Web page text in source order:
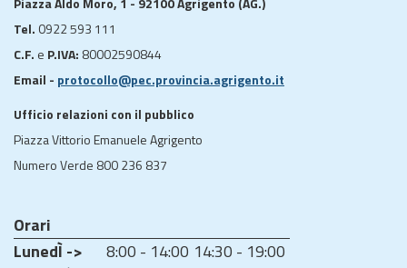
Tel. 0922 593 111
C.F. e P.IVA: 80002590844
Email - protocollo@pec.provincia.agrigento.it
Ufficio relazioni con il pubblico
Piazza Vittorio Emanuele Agrigento
Numero Verde 800 236 837
Orari
LunedÌ ->
8:00 - 14:00 14:30 - 19:00